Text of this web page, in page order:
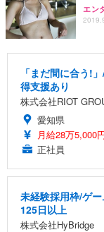
エン
「まだ間に合う!
得支援あり
株式会社RIOT
愛知県
月給28万5,000
正社員
未経験採用枠/ゲ
125日以上
株式会社HyBridge